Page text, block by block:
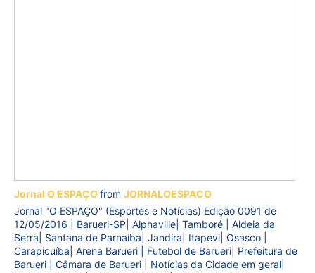
Jornal O ESPAÇOfrom JORNALOESPACO
Jornal "O ESPAÇO" (Esportes e Notícias) Edição 0091 de
12/05/2016 | Barueri-SP| Alphaville| Tamboré | Aldeia da
Serra| Santana de Parnaíba| Jandira| Itapevi| Osasco |
Carapicuíba| Arena Barueri | Futebol de Barueri| Prefeitura de
Barueri | Câmara de Barueri | Notícias da Cidade em geral|